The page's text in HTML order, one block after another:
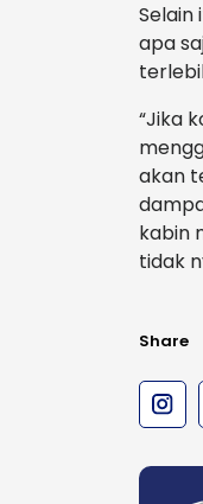
Selain
apa
“Jika
akan
kabin
tidak
Share